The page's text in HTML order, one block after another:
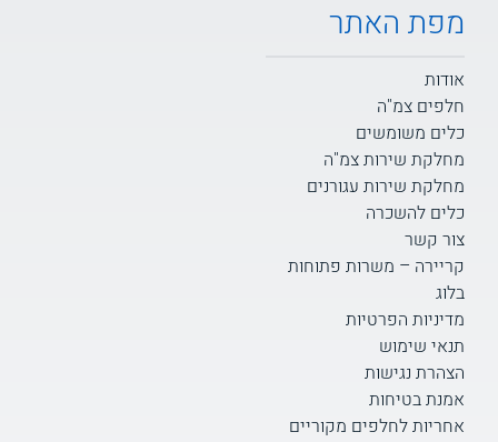
מפת האתר
אודות
חלפים צמ"ה
כלים משומשים
מחלקת שירות צמ"ה
מחלקת שירות עגורנים
כלים להשכרה
צור קשר
קריירה – משרות פתוחות
בלוג
מדיניות הפרטיות
תנאי שימוש
הצהרת נגישות
אמנת בטיחות
אחריות לחלפים מקוריים